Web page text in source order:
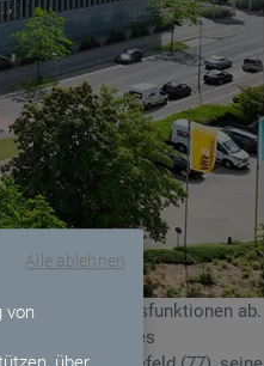
Führungsfunktionen ab.
Vorsitzende des
von
Alle ablehnen